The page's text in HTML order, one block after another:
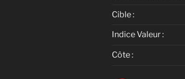
Cible :
Indice Valeur :
Côte :